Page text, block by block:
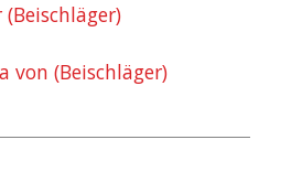
von (Beischläger)